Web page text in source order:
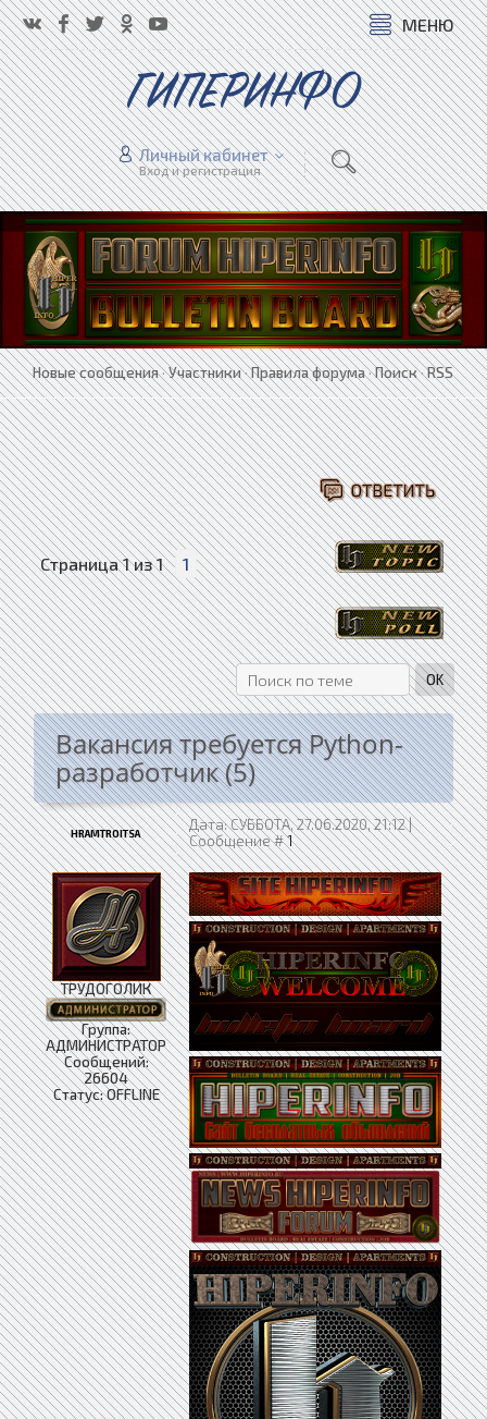
МЕНЮ
ГИПЕРИНФО
Личный кабинет
Вход и регистрация
Новые сообщения·Участники·Правила форума·Поиск·RSS
Страница1из1 1
Вакансия требуется Python-
разработчик (5)
HRAMTROITSA
Дата: СУББОТА, 27.06.2020, 21:12 |
Сообщение #1
ТРУДОГОЛИК
Группа:
АДМИНИСТРАТОР
Сообщений:
26604
Статус:OFFLINE